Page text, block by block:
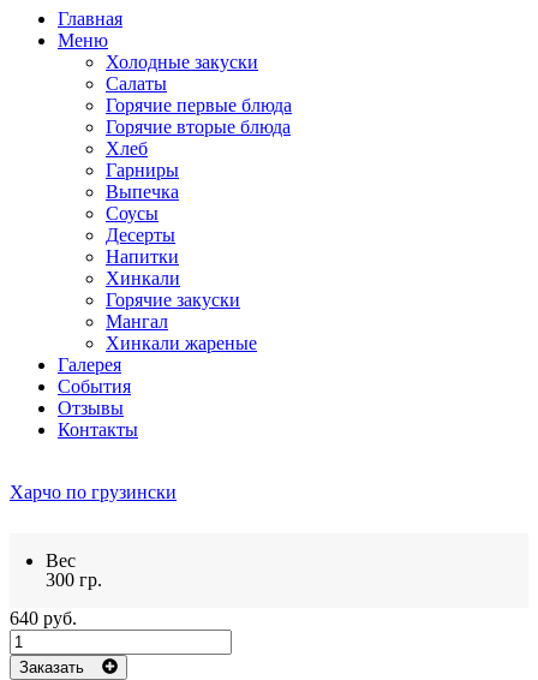
Главная
Меню
Холодные закуски
Салаты
Горячие первые блюда
Горячие вторые блюда
Хлеб
Гарниры
Выпечка
Соусы
Десерты
Напитки
Хинкали
Горячие закуски
Мангал
Хинкали жареные
Галерея
События
Отзывы
Контакты
Харчо по грузински
Вес
300 гр.
640 руб.
Заказать